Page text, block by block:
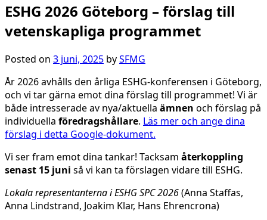
ESHG 2026 Göteborg – förslag till
vetenskapliga programmet
Posted on 3 juni, 2025 bySFMG
År 2026 avhålls den årliga ESHG-konferensen i Göteborg,
och vi tar gärna emot dina förslag till programmet! Vi är
både intresserade av nya/aktuella ämnen och förslag på
individuella föredragshållare. Läs mer och ange dina
förslag i detta Google-dokument.
Vi ser fram emot dina tankar! Tacksam återkoppling
senast 15 juni så vi kan ta förslagen vidare till ESHG.
Lokala representanterna i ESHG SPC 2026(Anna Staffas,
Anna Lindstrand, Joakim Klar, Hans Ehrencrona)